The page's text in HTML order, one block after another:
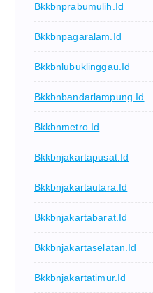
Bkkbnprabumulih.id
Bkkbnpagaralam.id
Bkkbnlubuklinggau.id
Bkkbnbandarlampung.id
Bkkbnmetro.id
Bkkbnjakartapusat.id
Bkkbnjakartautara.id
Bkkbnjakartabarat.id
Bkkbnjakartaselatan.id
Bkkbnjakartatimur.id